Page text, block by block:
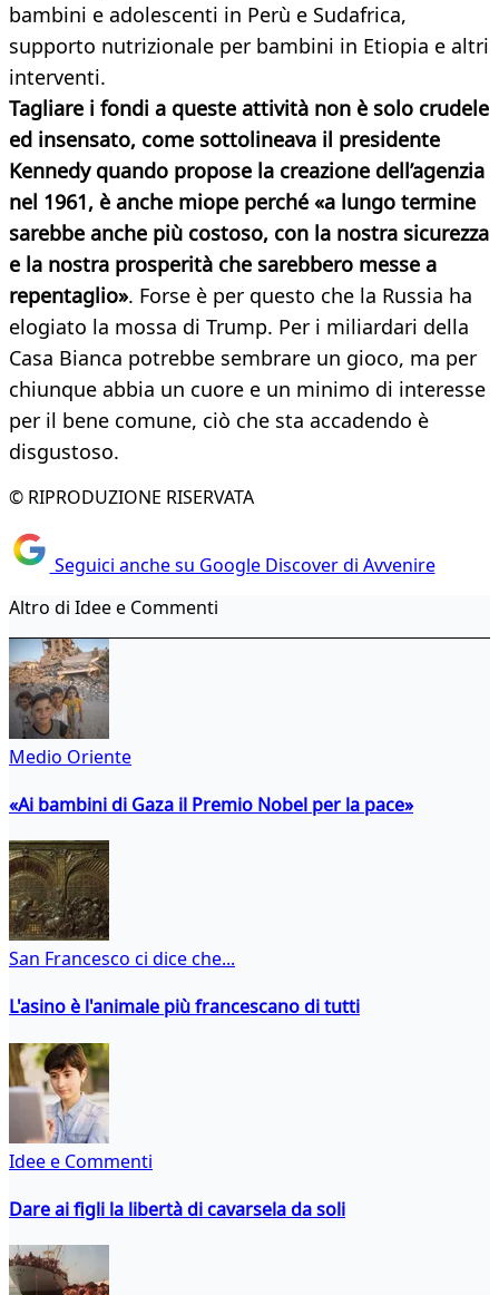
bambini e adolescenti in Perù e Sudafrica,
supporto nutrizionale per bambini in Etiopia e altri
interventi.
Tagliare i fondi a queste attività non è solo crudele
ed insensato, come sottolineava il presidente
Kennedy quando propose la creazione dell’agenzia
nel 1961, è anche miope perché «a lungo termine
sarebbe anche più costoso, con la nostra sicurezza
e la nostra prosperità che sarebbero messe a
repentaglio». Forse è per questo che la Russia ha
elogiato la mossa di Trump. Per i miliardari della
Casa Bianca potrebbe sembrare un gioco, ma per
chiunque abbia un cuore e un minimo di interesse
per il bene comune, ciò che sta accadendo è
disgustoso.
© RIPRODUZIONE RISERVATA
Seguici anche su Google Discover di Avvenire
Altro di Idee e Commenti
Medio Oriente
«Ai bambini di Gaza il Premio Nobel per la pace»
San Francesco ci dice che...
L'asino è l'animale più francescano di tutti
Idee e Commenti
Dare ai figli la libertà di cavarsela da soli